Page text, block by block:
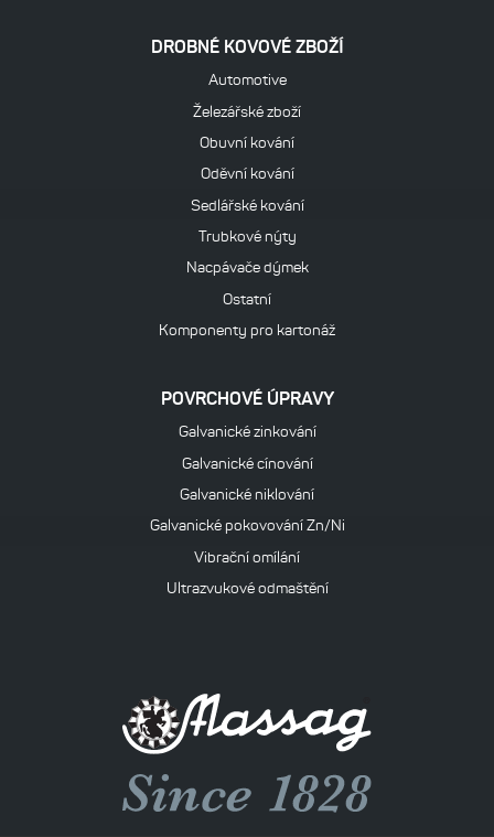
DROBNÉ KOVOVÉ ZBOŽÍ
Automotive
Železářské zboží
Obuvní kování
Oděvní kování
Sedlářské kování
Trubkové nýty
Nacpávače dýmek
Ostatní
Komponenty pro kartonáž
POVRCHOVÉ ÚPRAVY
Galvanické zinkování
Galvanické cínování
Galvanické niklování
Galvanické pokovování Zn/Ni
Vibrační omílání
Ultrazvukové odmaštění